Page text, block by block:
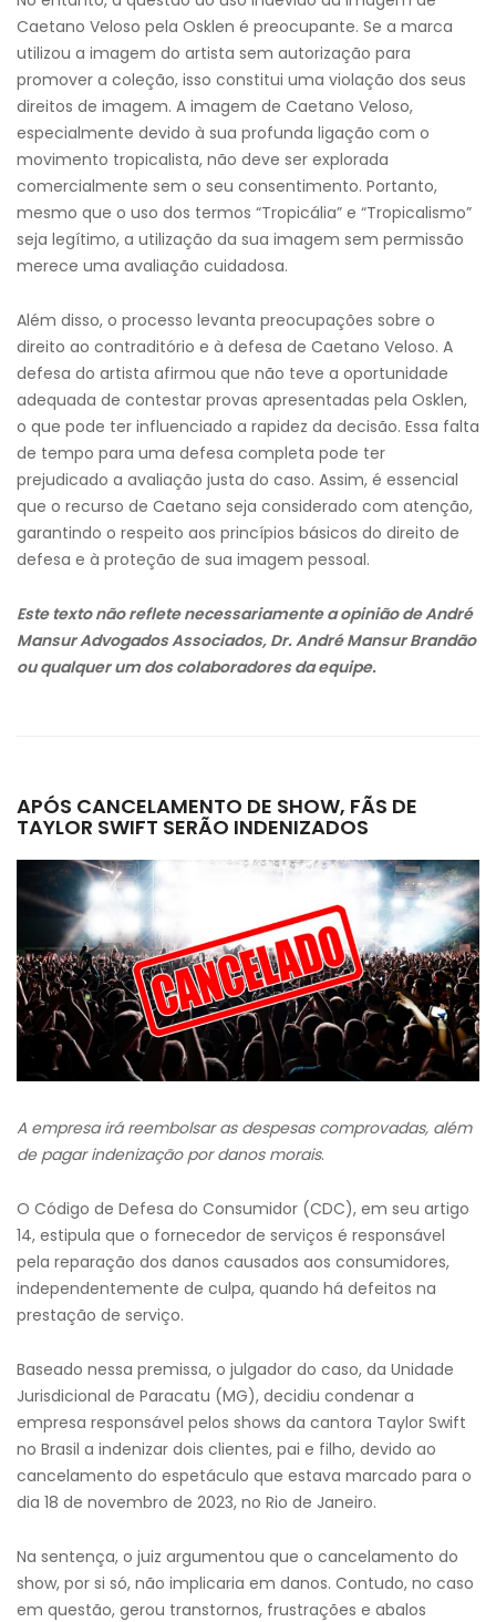
Caetano Veloso pela Osklen é preocupante. Se a marca
utilizou a imagem do artista sem autorização para
promover a coleção, isso constitui uma violação dos seus
direitos de imagem. A imagem de Caetano Veloso,
especialmente devido à sua profunda ligação com o
movimento tropicalista, não deve ser explorada
comercialmente sem o seu consentimento. Portanto,
mesmo que o uso dos termos “Tropicália” e “Tropicalismo”
seja legítimo, a utilização da sua imagem sem permissão
merece uma avaliação cuidadosa.
Além disso, o processo levanta preocupações sobre o
direito ao contraditório e à defesa de Caetano Veloso. A
defesa do artista afirmou que não teve a oportunidade
adequada de contestar provas apresentadas pela Osklen,
o que pode ter influenciado a rapidez da decisão. Essa falta
de tempo para uma defesa completa pode ter
prejudicado a avaliação justa do caso. Assim, é essencial
que o recurso de Caetano seja considerado com atenção,
garantindo o respeito aos princípios básicos do direito de
defesa e à proteção de sua imagem pessoal.
Este texto não reflete necessariamente a opinião de André
Mansur Advogados Associados, Dr. André Mansur Brandão
ou qualquer um dos colaboradores da equipe.
APÓS CANCELAMENTO DE SHOW, FÃS DE
TAYLOR SWIFT SERÃO INDENIZADOS
A empresa irá reembolsar as despesas comprovadas, além
de pagar indenização por danos morais.
O Código de Defesa do Consumidor (CDC), em seu artigo
14, estipula que o fornecedor de serviços é responsável
pela reparação dos danos causados aos consumidores,
independentemente de culpa, quando há defeitos na
prestação de serviço.
Baseado nessa premissa, o julgador do caso, da Unidade
Jurisdicional de Paracatu (MG), decidiu condenar a
empresa responsável pelos shows da cantora Taylor Swift
no Brasil a indenizar dois clientes, pai e filho, devido ao
cancelamento do espetáculo que estava marcado para o
dia 18 de novembro de 2023, no Rio de Janeiro.
Na sentença, o juiz argumentou que o cancelamento do
show, por si só, não implicaria em danos. Contudo, no caso
em questão, gerou transtornos, frustrações e abalos